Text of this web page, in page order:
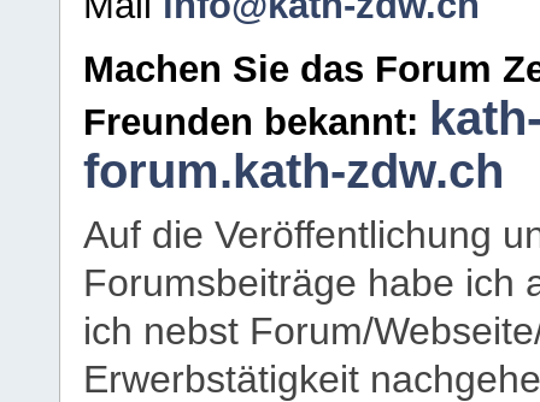
Machen Sie das Forum
Freunden bekannt:
forum.kath-zdw.ch
Auf die Veröffentlichung
Forumsbeiträge habe ich
ich nebst Forum/
Erwerbstätigkeit